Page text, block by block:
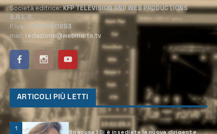
Società editrice:KFP TELEVISION AND WEB PRODUCTIONS
S.R.L.S.
P.Iva: 02184950893
mail: redazione@webmarte.tv
ARTICOLI PIÙ LETTI
1
Siracusa | Si è insediata la nuova dirigente